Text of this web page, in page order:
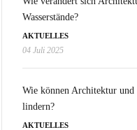
Wasserstände?
AKTUELLES
04 Juli 2025
Wie können Architektur
lindern?
AKTUELLES